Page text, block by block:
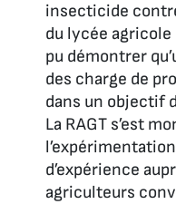
insecticide
du lycée agricole
pu démontrer
des charge de
dans un objectif
La RAGT s’est
d’expérience
agriculteurs